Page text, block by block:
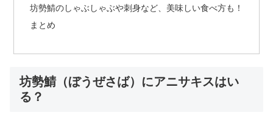
坊勢鯖のしゃぶしゃぶや刺身など、美味しい食べ方も！
まとめ
坊勢鯖（ぼうぜさば）にアニサキスはい
る？